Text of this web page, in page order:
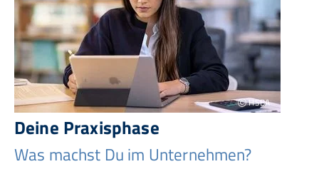
HSBA
Deine Praxisphase
Was machst Du im Unternehmen?